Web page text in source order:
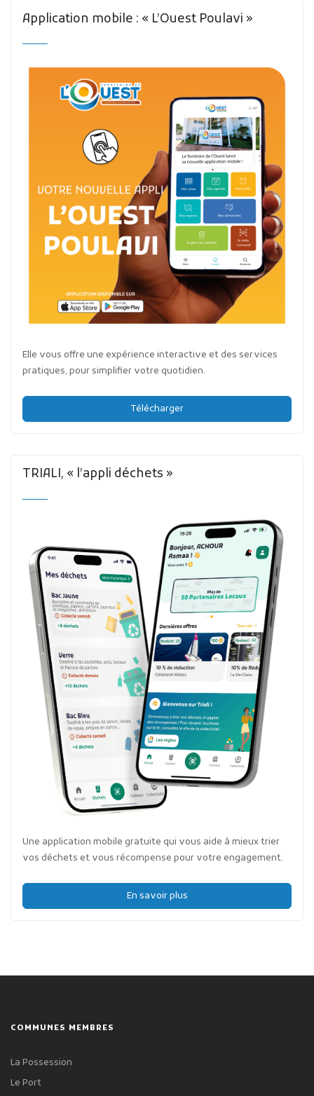
Application mobile : « L’Ouest Poulavi »
Elle vous offre une expérience interactive et des services
pratiques, pour simplifier votre quotidien.
Télécharger
TRIALI, « l’appli déchets »
Une application mobile gratuite qui vous aide à mieux trier
vos déchets et vous récompense pour votre engagement.
En savoir plus
COMMUNES MEMBRES
La Possession
Le Port